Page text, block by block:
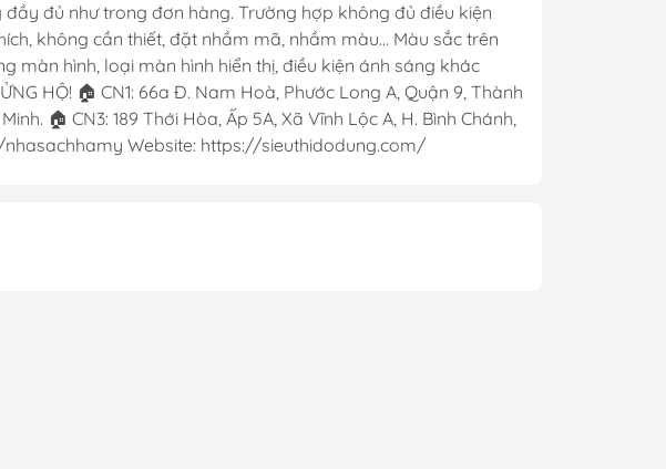
đủ như trong đơn hàng. Trường hợp không đủ điều kiện
không cần thiết, đặt nhầm mã, nhầm màu... Màu sắc trên
màn hình, loại màn hình hiển thị, điều kiện ánh sáng khác
HỘ! 🏠 CN1: 66a Đ. Nam Hoà, Phước Long A, Quận 9, Thành
🏠 CN3: 189 Thới Hòa, Ấp 5A, Xã Vĩnh Lộc A, H. Bình Chánh,
nhasachhamy Website: https://sieuthidodung.com/